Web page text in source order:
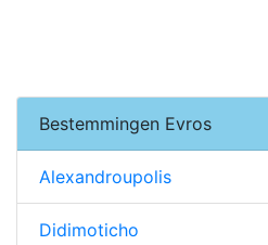
Bestemmingen Evros
Alexandroupolis
Didimoticho